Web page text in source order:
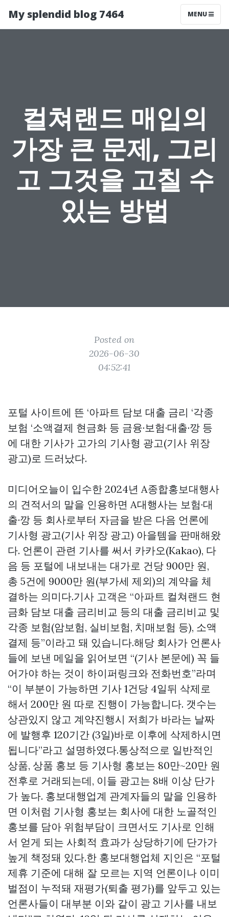
My splendid blog 7464 MENU
컬쳐랜드 매입의
가장 큰 문제, 그리
고 그것을 고칠 수
있는 방법
Posted on
2026-06-30
04:52:41
포털 사이트에 뜬 ‘아파트 담보 대출 금리 ‘각종
보험 ‘소액결제 현금화 등 금융·보험·대출·깡 등
에 대한 기사가 고가의 기사형 광고(기사 위장
광고)로 드러났다.
미디어오늘이 입수한 2024년 A종합홍보대행사
의 견적서의 말을 인용하면 A대행사는 보험·대
출·깡 등 회사로부터 자금을 받은 다음 언론에
기사형 광고(기사 위장 광고) 아을템을 판매해왔
다. 언론이 관련 기사를 써서 카카오(Kakao), 다
음 등 포털에 내보내는 대가로 건당 900만 원,
총 5건에 9000만 원(부가세 제외)의 계약을 체
결하는 의미다.기사 고객은 “아파트 컬쳐랜드 현
금화 담보 대출 금리비교 등의 대출 금리비교 및
각종 보험(암보험, 실비보험, 치매보험 등), 소액
결제 등”이라고 돼 있습니다.해당 회사가 언론사
들에 보낸 메일을 읽어보면 “(기사 본문에) 꼭 들
어가야 하는 것이 하이퍼링크와 전화번호”라며
“이 부분이 가능하면 기사 1건당 4일뒤 삭제로
해서 200만 원 따로 진행이 가능합니다. 갯수는
상관있지 않고 계약진행시 저희가 바라는 날짜
에 발행후 120기간 (3일)바로 이후에 삭제하시면
됩니다”라고 설명하였다.통상적으로 일반적인
상품, 상품 홍보 등 기사형 홍보는 80만~20만 원
전후로 거래되는데, 이들 광고는 8배 이상 단가
가 높다. 홍보대행업계 관계자들의 말을 인용하
면 이처럼 기사형 홍보는 회사에 대한 노골적인
홍보를 담아 위험부담이 크면서도 기사로 인해
서 얻게 되는 사회적 효과가 상당하기에 단가가
높게 책정돼 있다.한 홍보대행업체 지인은 “포털
제휴 기준에 대해 잘 모르는 지역 언론이나 이미
벌점이 누적돼 재평가(퇴출 평가)를 앞두고 있는
언론사들이 대부분 이와 같이 광고 기사를 내보